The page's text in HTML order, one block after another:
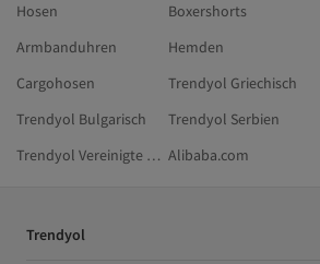
Hosen
Boxershorts
Armbanduhren
Hemden
Cargohosen
Trendyol Griechisch
Trendyol Bulgarisch
Trendyol Serbien
Trendyol Vereinigte Arabische Emirate Alibaba.com
Trendyol